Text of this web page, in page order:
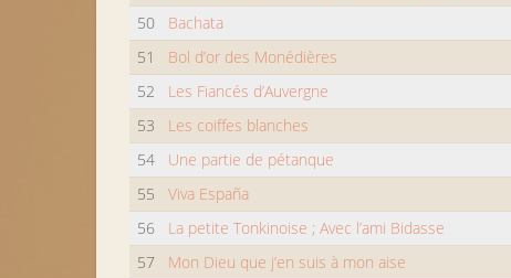
50
Bachata
51
Bol d’or des Monédières
52
Les Fiancés d’Auvergne
53
Les coiffes blanches
54
Une partie de pétanque
55
Viva España
56
La petite Tonkinoise ; Avec l’ami Bidasse
57
Mon Dieu que j’en suis à mon aise